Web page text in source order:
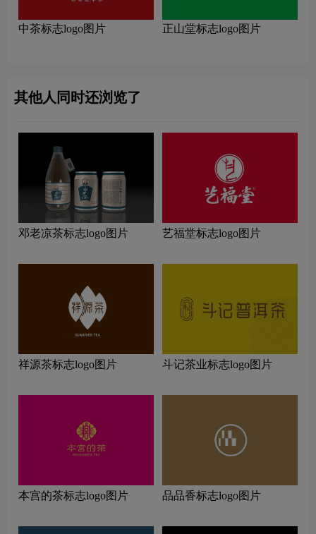
中茶标志logo图片 正山堂标志logo图片
其他人同时还浏览了
邓老凉茶标志logo图片 艺福堂标志logo图片
祥源茶标志logo图片 斗记茶业标志logo图片
本宫的茶标志logo图片 品品香标志logo图片